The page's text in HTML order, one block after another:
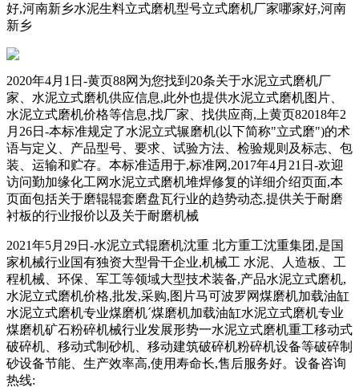
好,河南新乡水泥生料立式磨机型号立式磨机厂家哪家好,河南
新乡
2020年4月1日-黄页88网为您找到20条关于水泥立式磨机厂
家、水泥立式磨机供应信息,此外也提供水泥立式磨机图片、
水泥立式磨机价格等信息,找厂家、找供应商,上黄页82018年2
月26日-本标准规定了水泥立式辗磨机(以下简称"立式磨")的术
语与定义、产品型号、要求、试验方法、检验规则及标志、包
装、运输和贮存。本标准适用于,标准网,2017年4月21日-欢迎
访问勤加缘化工网水泥立式磨机堆焊修复的详细介绍页面,本
页面包括关于磨辊辊套磨盘瓦行业的趋势动态,提供关于耐磨
衬板的行业报价以及关于耐磨机械
2021年5月29日-水泥立式辊磨机沈重 北方重工沈重集团,是国
家机械行业国有独资大型骨干企业,机械工 水泥、人造板、工
程机械、环保、军工等领域大型技术装备,产品水泥立式磨机,
水泥立式磨机价格,批发,采购,图片马可波罗网煤磨机加载油缸
水泥立式磨机专业煤磨机´煤磨机加载油缸水泥立式磨机专业
煤磨机矿石粉碎机械行业发展形势一水泥立式磨机重工移动式
破碎机、移动式制砂机、移动建筑破碎机粉碎机设备等破碎制
砂设备节能、生产效率高,使用寿命长,售后服务好。设备咨询
热线: